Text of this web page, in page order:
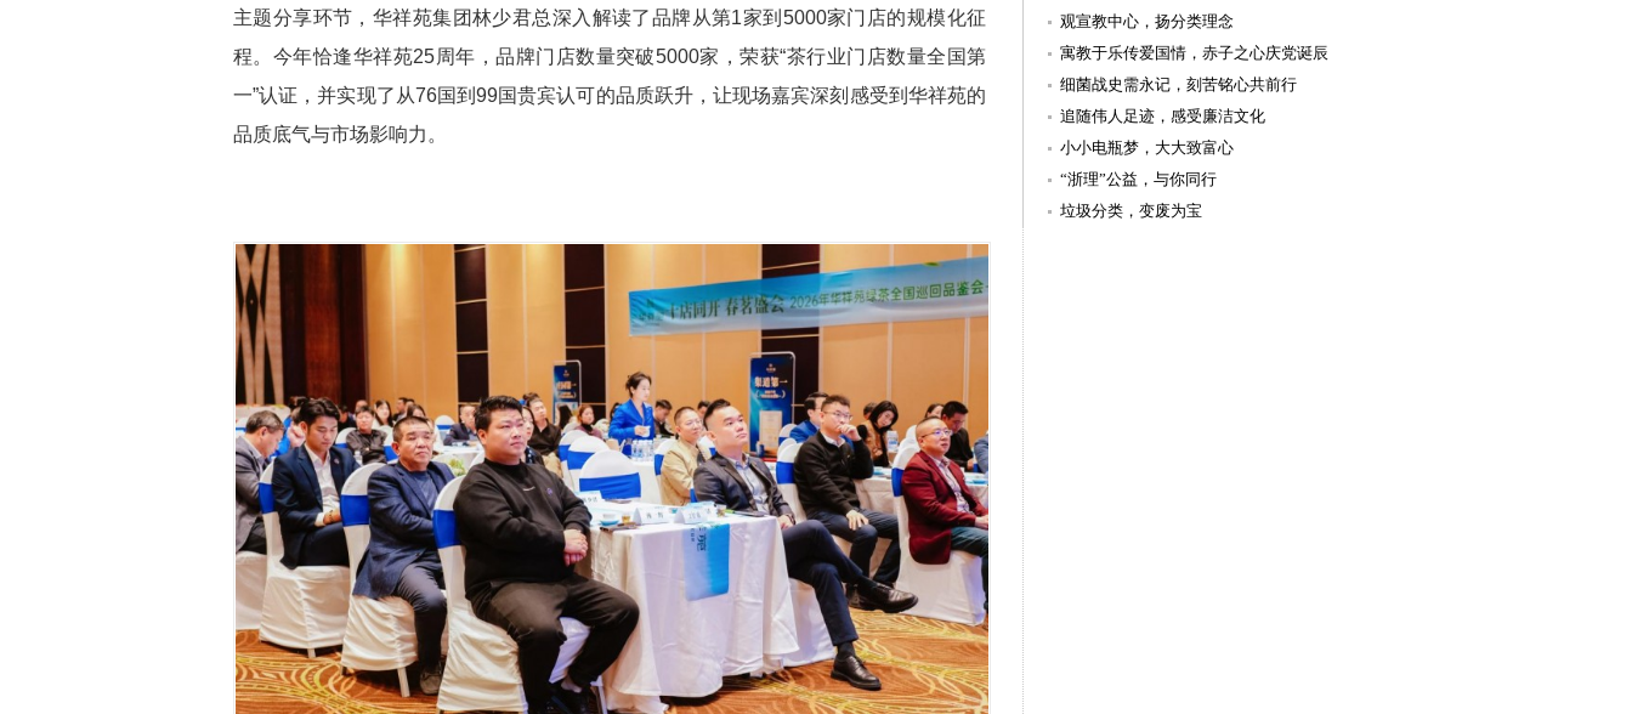
主题分享环节，华祥苑集团林少君总深入解读了品牌从第1家到5000家门店的规模化征
程。今年恰逢华祥苑25周年，品牌门店数量突破5000家，荣获“茶行业门店数量全国第
一”认证，并实现了从76国到99国贵宾认可的品质跃升，让现场嘉宾深刻感受到华祥苑的
品质底气与市场影响力。
观宣教中心，扬分类理念
寓教于乐传爱国情，赤子之心庆党诞辰
细菌战史需永记，刻苦铭心共前行
追随伟人足迹，感受廉洁文化
小小电瓶梦，大大致富心
“浙理”公益，与你同行
垃圾分类，变废为宝